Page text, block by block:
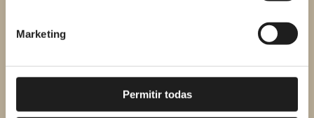
Marketing
Permitir todas
¿Cuándo puede ser mejor
opción la bañera?